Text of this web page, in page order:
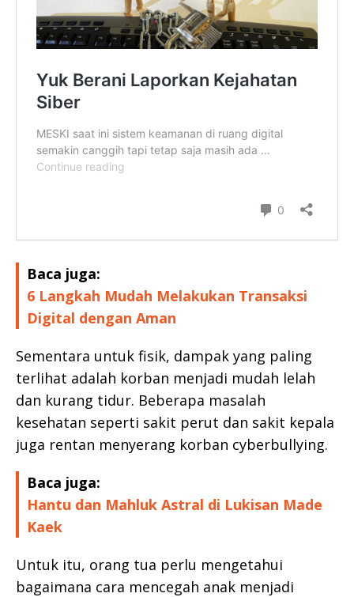
Baca juga:
6 Langkah Mudah Melakukan Transaksi
Digital dengan Aman
Sementara untuk fisik, dampak yang paling
terlihat adalah korban menjadi mudah lelah
dan kurang tidur. Beberapa masalah
kesehatan seperti sakit perut dan sakit kepala
juga rentan menyerang korban cyberbullying.
Baca juga:
Hantu dan Mahluk Astral di Lukisan Made
Kaek
Untuk itu, orang tua perlu mengetahui
bagaimana cara mencegah anak menjadi